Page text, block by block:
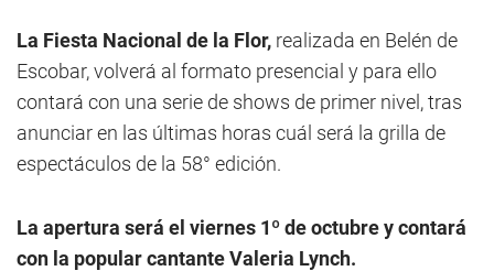
La Fiesta Nacional de la Flor, realizada en Belén de
Escobar, volverá al formato presencial y para ello
contará con una serie de shows de primer nivel, tras
anunciar en las últimas horas cuál será la grilla de
espectáculos de la 58° edición.
La apertura será el viernes 1º de octubre y contará
con la popular cantante Valeria Lynch.